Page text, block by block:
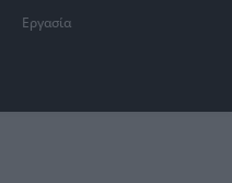
Εργασία